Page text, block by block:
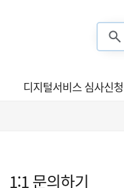
디지털서비스 심사신청
1:1 문의하기